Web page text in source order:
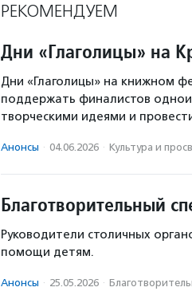
РЕКОМЕНДУЕМ
Дни «Глаголицы» на
Дни «Глаголицы» на книжном
поддержать финалистов
творческими идеями и
Анонсы · 04.06.2026 · Культура и
Благотворительный
Руководители столичных
помощи детям.
Анонсы · 25.05.2026 ·